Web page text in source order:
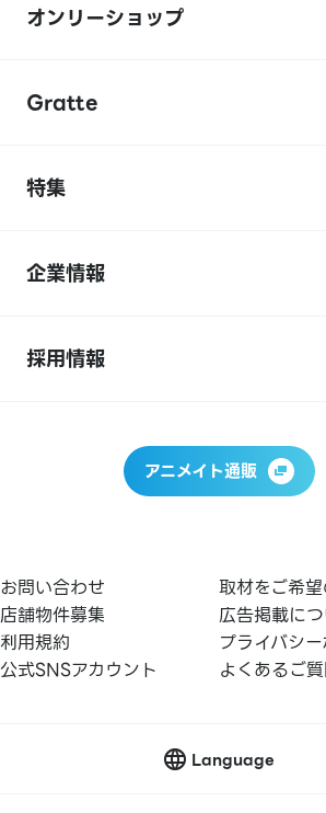
オンリーショップ
Gratte
特集
企業情報
採用情報
アニメイト通販
お問い合わせ
取材をご希
店舗物件募集
広告掲載に
利用規約
プライバシ
公式SNSアカウント
よくあるご
Language